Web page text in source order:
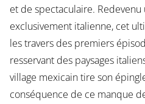
et de spectaculaire.
exclusivement italienne, cet
les travers des premiers
resservant des paysages
village mexicain tire son
conséquence de ce manque